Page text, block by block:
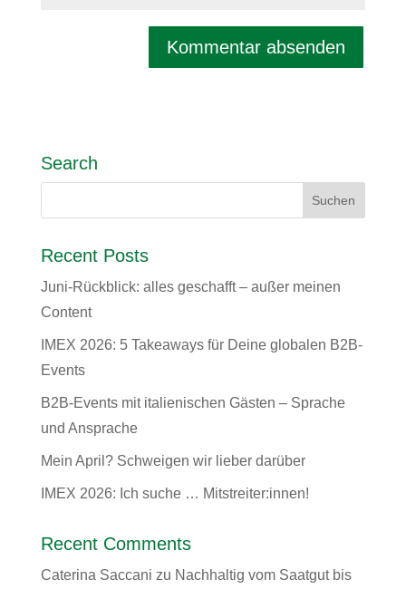
Search
Recent Posts
Juni-Rückblick: alles geschafft – außer meinen
Content
IMEX 2026: 5 Takeaways für Deine globalen B2B-
Events
B2B-Events mit italienischen Gästen – Sprache
und Ansprache
Mein April? Schweigen wir lieber darüber
IMEX 2026: Ich suche … Mitstreiter:innen!
Recent Comments
Caterina Saccani zu Nachhaltig vom Saatgut bis